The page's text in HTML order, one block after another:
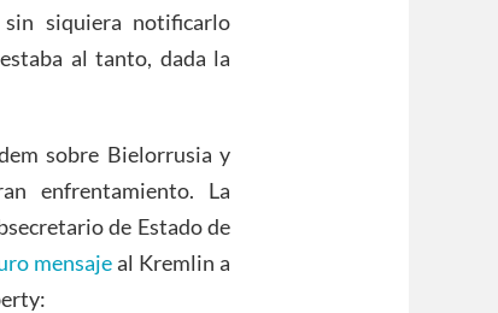
siquiera notificarlo
al tanto, dada la
sobre Bielorrusia y
enfrentamiento. La
de Estado de
mensajeal Kremlin a